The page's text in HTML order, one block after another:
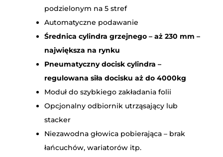
podzielonym na 5 stref
Automatyczne podawanie
Średnica cylindra grzejnego – aż 230 mm –
największa na rynku
Pneumatyczny docisk cylindra –
regulowana siła docisku aż do 4000kg
Moduł do szybkiego zakładania folii
Opcjonalny odbiornik utrząsający lub
stacker
Niezawodna głowica pobierająca – brak
łańcuchów, wariatorów itp.